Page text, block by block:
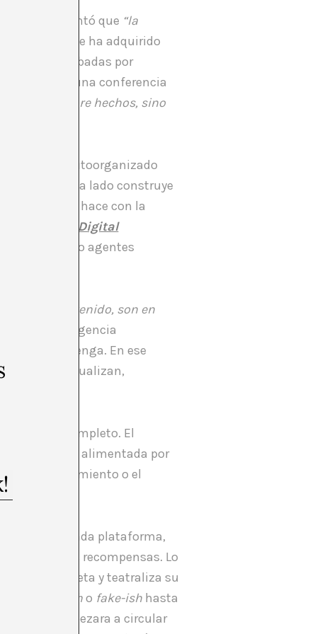
Land comentó que “la
antiguo que ha adquirido
beta, probadas por
Recuerdo una conferencia
sobre hechos, sino
creencias autoorganizado
verdad. Cada lado construye
Y lo hace con la
en su pieza Digital
algoritmos y/o agentes
el contenido, son en
una inteligencia
no se detenga. En ese
ritualizan,
por completo. El
alimentada por
el resentimiento o el
digital”: cada plataforma,
y sus recompensas. Lo
Empaqueta y teatraliza su
real-isho fake-ish hasta
día si empezara a circular